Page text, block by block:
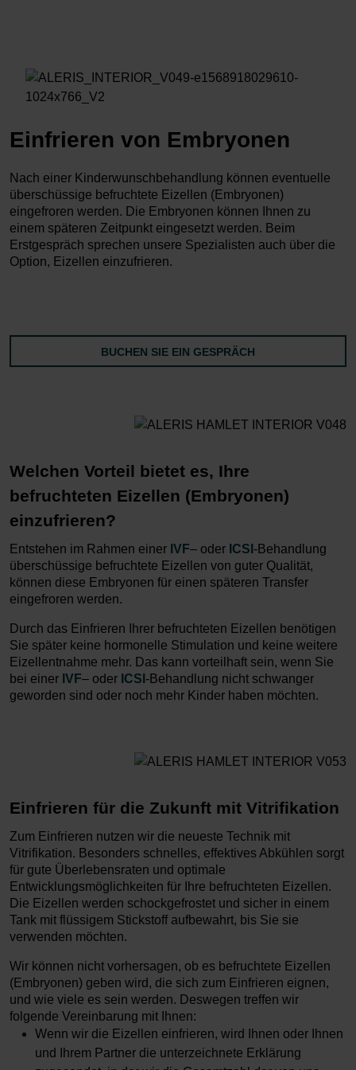
Einfrieren von Embryonen
Nach einer Kinderwunschbehandlung können eventuelle
überschüssige befruchtete Eizellen (Embryonen)
eingefroren werden. Die Embryonen können Ihnen zu
einem späteren Zeitpunkt eingesetzt werden. Beim
Erstgespräch sprechen unsere Spezialisten auch über die
Option, Eizellen einzufrieren.
BUCHEN SIE EIN GESPRÄCH
Welchen Vorteil bietet es, Ihre
befruchteten Eizellen (Embryonen)
einzufrieren?
Entstehen im Rahmen einer IVF– oder ICSI -Behandlung
überschüssige befruchtete Eizellen von guter Qualität,
können diese Embryonen für einen späteren Transfer
eingefroren werden.
Durch das Einfrieren Ihrer befruchteten Eizellen benötigen
Sie später keine hormonelle Stimulation und keine weitere
Eizellentnahme mehr. Das kann vorteilhaft sein, wenn Sie
bei einer IVF– oder ICSI -Behandlung nicht schwanger
geworden sind oder noch mehr Kinder haben möchten.
Einfrieren für die Zukunft mit Vitrifikation
Zum Einfrieren nutzen wir die neueste Technik mit
Vitrifikation. Besonders schnelles, effektives Abkühlen sorgt
für gute Überlebensraten und optimale
Entwicklungsmöglichkeiten für Ihre befruchteten Eizellen.
Die Eizellen werden schockgefrostet und sicher in einem
Tank mit flüssigem Stickstoff aufbewahrt, bis Sie sie
verwenden möchten.
Wir können nicht vorhersagen, ob es befruchtete Eizellen
(Embryonen) geben wird, die sich zum Einfrieren eignen,
und wie viele es sein werden. Deswegen treffen wir
folgende Vereinbarung mit Ihnen:
Wenn wir die Eizellen einfrieren, wird Ihnen oder Ihnen
und Ihrem Partner die unterzeichnete Erklärung